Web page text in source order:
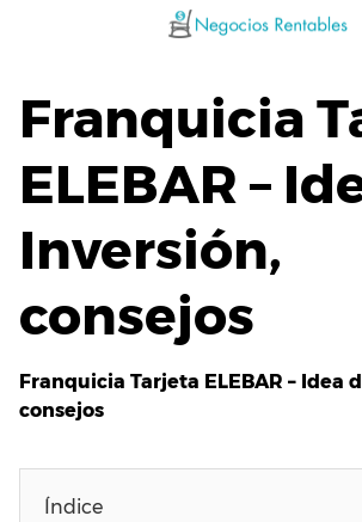
Franquicia
ELEBAR –
Inversión,
consejos
Franquicia Tarjeta ELEBAR – Idea
consejos
Índice